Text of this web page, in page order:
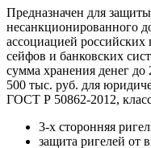
Предназначен для
несанкционированного
ассоциацией
сейфов и банковских
сумма хранения денег
500 тыс. руб. для
ГОСТ Р 50862-2012,
3-х сторонняя
защита ригелей от